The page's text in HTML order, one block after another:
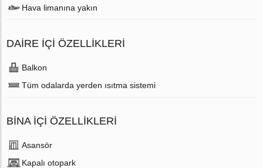
Hava limanına yakın
DAIRE IÇI ÖZELLIKLERI
Balkon
Tüm odalarda yerden ısıtma sistemi
BINA İÇI ÖZELLIKLERI
Аsansör
Kapalı otopark